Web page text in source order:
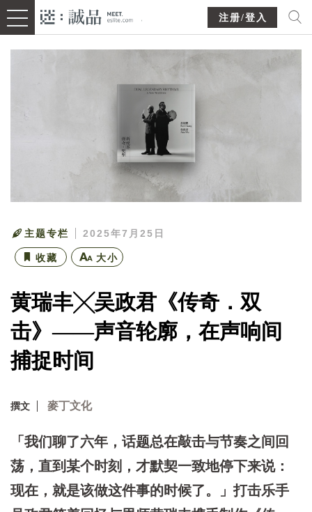
注册/登入
主题专栏 2025年7月25日
收藏 大小
黄瑞丰╳吴政君《传奇．双
击》——声音轮廓，在声响间
捕捉时间
撰文 麥丁文化
「我们聊了六年，话题总在敲击与节奏之间回
荡，直到某个时刻，才默契一致地停下来说：
现在，就是该做这件事的时候了。」打击乐手